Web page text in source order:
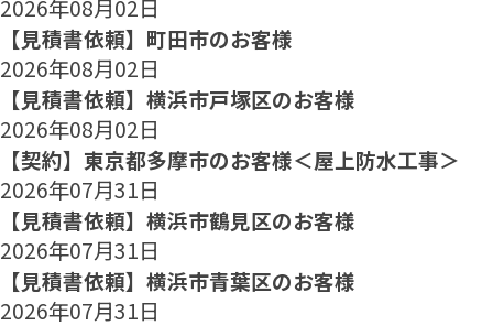
2026年08月02日
【見積書依頼】町田市のお客様
2026年08月02日
【見積書依頼】横浜市戸塚区のお客様
2026年08月02日
【契約】東京都多摩市のお客様＜屋上防水工事＞
2026年07月31日
【見積書依頼】横浜市鶴見区のお客様
2026年07月31日
【見積書依頼】横浜市青葉区のお客様
2026年07月31日